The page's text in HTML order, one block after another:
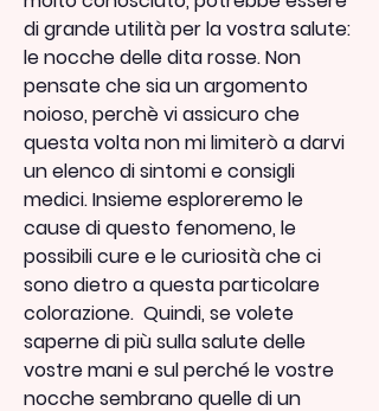
di grande utilità per la vostra salute:
le nocche delle dita rosse. Non
pensate che sia un argomento
noioso, perchè vi assicuro che
questa volta non mi limiterò a darvi
un elenco di sintomi e consigli
medici. Insieme esploreremo le
cause di questo fenomeno, le
possibili cure e le curiosità che ci
sono dietro a questa particolare
colorazione.  Quindi, se volete
saperne di più sulla salute delle
vostre mani e sul perché le vostre
nocche sembrano quelle di un